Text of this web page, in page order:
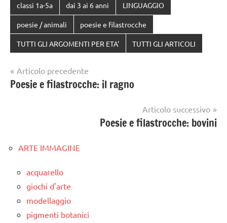
classi 1a-5a dai 3 ai 6 anni LINGUAGGIO
poesie / animali poesie e filastrocche
TUTTI GLI ARGOMENTI PER ETA' TUTTI GLI ARTICOLI
Navigazione
articoli
Articolo precedente
Poesie e filastrocche: il ragno
Articolo successivo
Poesie e filastrocche: bovini
ARTE IMMAGINE
acquarello
giochi d'arte
modellaggio
pigmenti botanici